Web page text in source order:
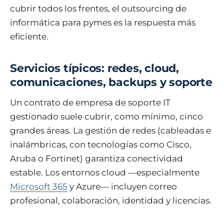
cubrir todos los frentes, el outsourcing de
informática para pymes es la respuesta más
eficiente.
Servicios típicos: redes, cloud,
comunicaciones, backups y soporte
Un contrato de empresa de soporte IT
gestionado suele cubrir, como mínimo, cinco
grandes áreas. La gestión de redes (cableadas e
inalámbricas, con tecnologías como Cisco,
Aruba o Fortinet) garantiza conectividad
estable. Los entornos cloud —especialmente
Microsoft 365 y Azure— incluyen correo
profesional, colaboración, identidad y licencias.